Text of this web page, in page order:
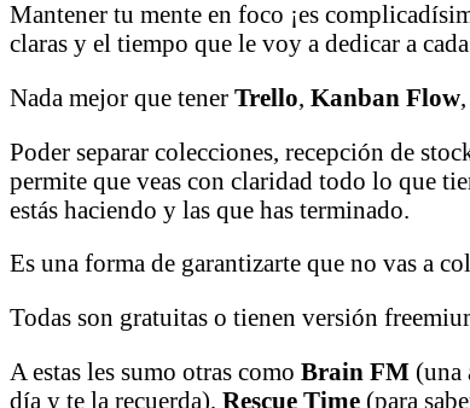
Mantener tu mente en foco ¡es
claras y el tiempo que le voy a dedicar a
Nada mejor que tener Trello, Kanban Flow,
Poder separar colecciones, recepción de
permite que veas con claridad todo lo que
estás haciendo y las que has terminado.
Es una forma de garantizarte que no vas a
Todas son gratuitas o tienen versión
A estas les sumo otras como Brain FM (una
día y te la recuerda), Rescue Time (para